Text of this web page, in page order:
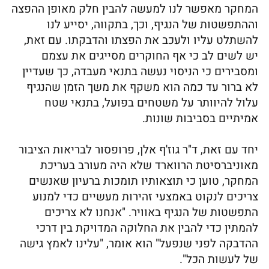
המחקר מאפשר לנו למעשה להבין חלק מאופן ההפצה
וההתפשטות של הנגיף, וכך, בתקווה, יסייע לנו
להשתלט עליו ולעכב את הפצתו והדבקתו. עם זאת,
יש לשים לב כי אף החוקרים מסייגים את עצמם
ומסבירים כי הניסוי נעשה בתנאי מעבדה, כך שעדיין
לא ברור עד כמה הוא משקף את משך הזמן שהנגיף
עלול להיוותר על משטחים בפועל, בתנאי שטח
אמיתיים בסביבות שונות.
יחד עם זאת, ד"ר גוז'ף אלן, פרופסור לבריאות הציבור
מאוניברסיטת הרווארד שלא היה מעורב בעריכת
המחקר, טוען כי תוצאותיו תומכות ברעיון שאנשים
צריכים לנקוט באמצעי זהירות מעשיים כדי למנוע
התפשטות של הנגיף באוויר. "אנחנו לא צריכים
להמתין כדי להבין את החלוקה המדויקת בין דרכי
ההדבקה לפני שנפעל" הוא אומר, "עלינו לאמץ גישה
של לעשות הכל".